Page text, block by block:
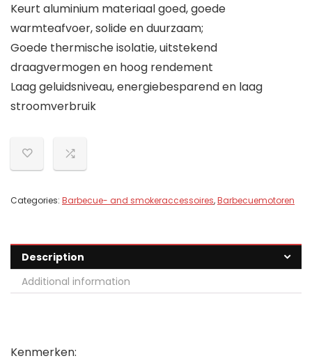
Keurt aluminium materiaal goed, goede
warmteafvoer, solide en duurzaam;
Goede thermische isolatie, uitstekend
draagvermogen en hoog rendement
Laag geluidsniveau, energiebesparend en laag
stroomverbruik
Categories: Barbecue- and smokeraccessoires,Barbecuemotoren
Description
Additional information
Kenmerken: